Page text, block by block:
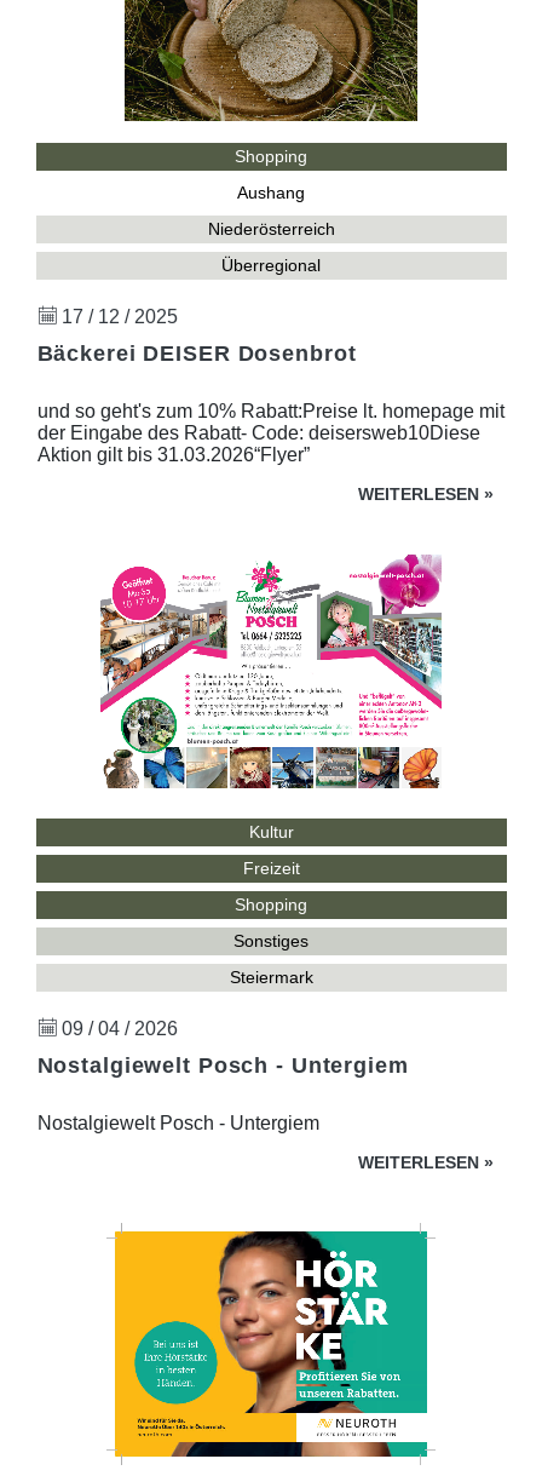
Shopping
Aushang
Niederösterreich
Überregional
17 / 12 / 2025
Bäckerei DEISER Dosenbrot
und so geht's zum 10% Rabatt:Preise lt. homepage mit
der Eingabe des Rabatt- Code: deisersweb10Diese
Aktion gilt bis 31.03.2026“Flyer”
WEITERLESEN »
Kultur
Freizeit
Shopping
Sonstiges
Steiermark
09 / 04 / 2026
Nostalgiewelt Posch - Untergiem
Nostalgiewelt Posch - Untergiem
WEITERLESEN »